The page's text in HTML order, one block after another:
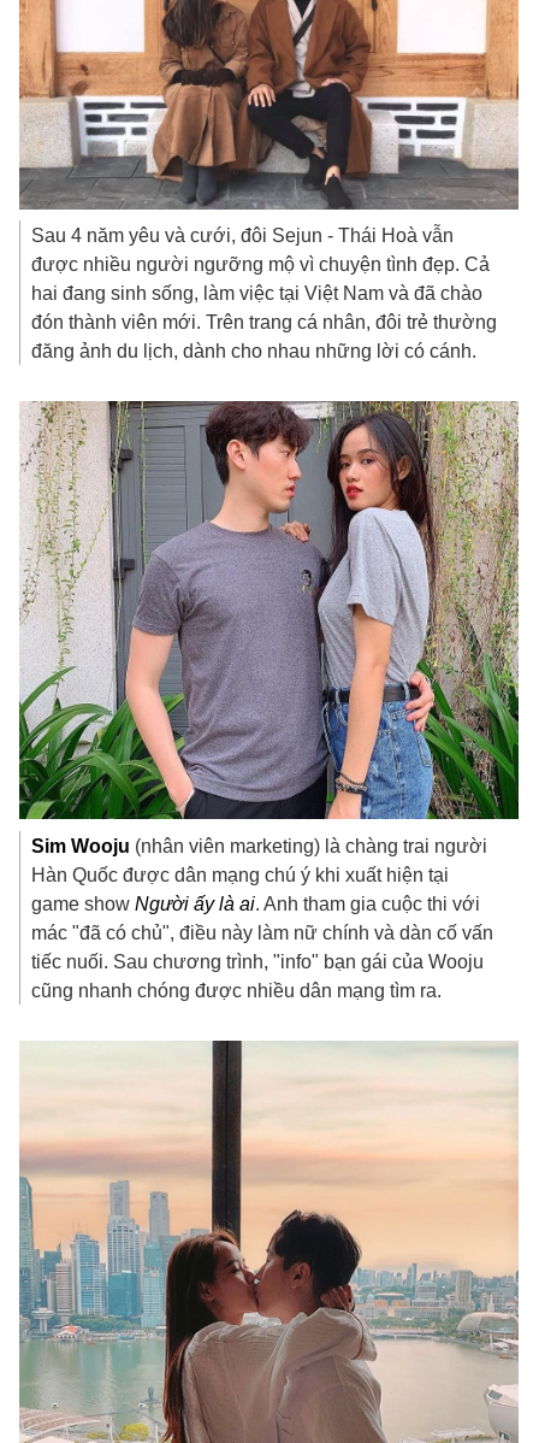
Sau 4 năm yêu và cưới, đôi Sejun - Thái Hoà vẫn
được nhiều người ngưỡng mộ vì chuyện tình đẹp. Cả
hai đang sinh sống, làm việc tại Việt Nam và đã chào
đón thành viên mới. Trên trang cá nhân, đôi trẻ thường
đăng ảnh du lịch, dành cho nhau những lời có cánh.
Sim Wooju (nhân viên marketing) là chàng trai người
Hàn Quốc được dân mạng chú ý khi xuất hiện tại
game showNgười ấy là ai. Anh tham gia cuộc thi với
mác "đã có chủ", điều này làm nữ chính và dàn cố vấn
tiếc nuối. Sau chương trình, "info" bạn gái của Wooju
cũng nhanh chóng được nhiều dân mạng tìm ra.